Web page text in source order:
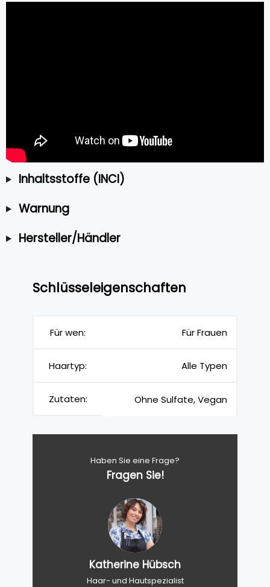
Inhaltsstoffe (INCI)
Warnung
Hersteller/Händler
Schlüsseleigenschaften
Für wen: Für Frauen
Haartyp: Alle Typen
Zutaten: Ohne Sulfate, Vegan
Haben Sie eine Frage?
Fragen Sie!
Katherine Hübsch
Haar- und Hautspezialist